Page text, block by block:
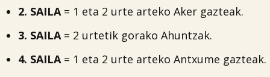
2. SAILA= 1 eta 2 urte arteko Aker gazteak.
3. SAILA= 2 urtetik gorako Ahuntzak.
4. SAILA= 1 eta 2 urte arteko Antxume gazteak.